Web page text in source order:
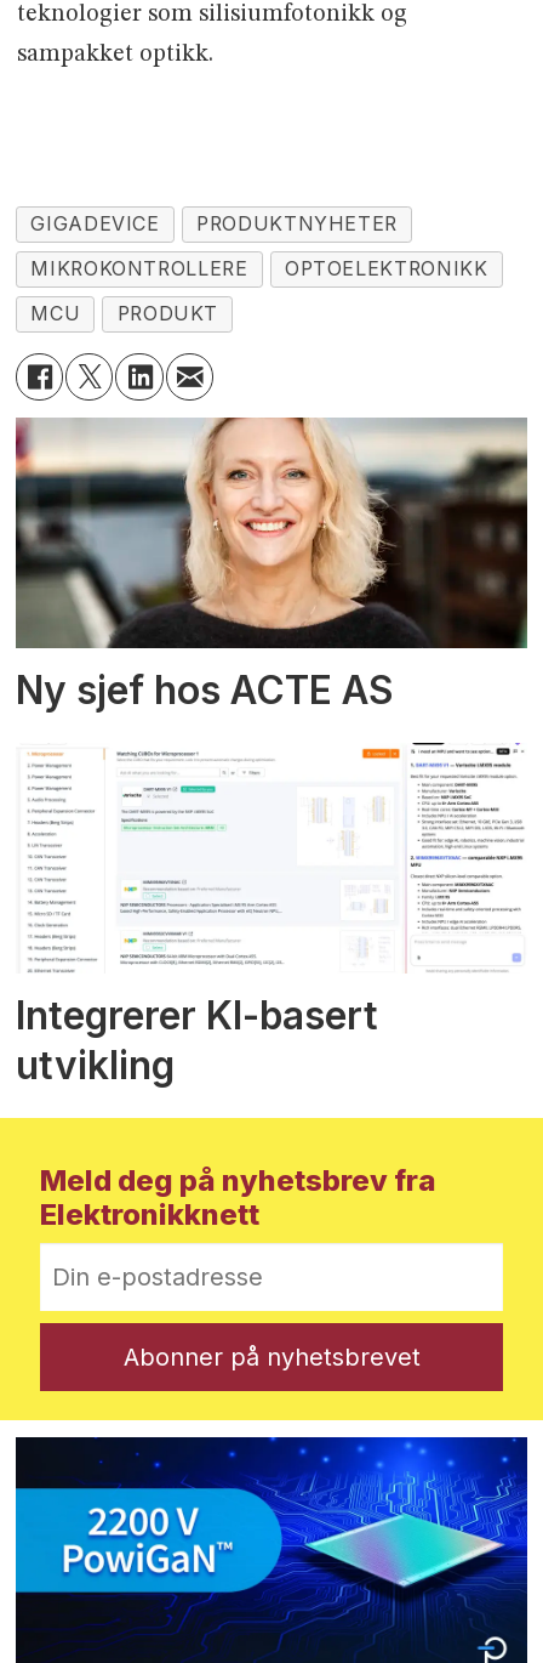
teknologier som silisiumfotonikk og
sampakket optikk.
GIGADEVICE
PRODUKTNYHETER
MIKROKONTROLLERE
OPTOELEKTRONIKK
MCU
PRODUKT
Ny sjef hos ACTE AS
Integrerer KI-basert
utvikling
Meld deg på nyhetsbrev fra
Elektronikknett